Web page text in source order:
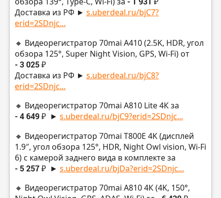
Доставка из РФ ► s.uberdeal.ru/bjC7?
erid=2SDnjc...
🔸 Видеорегистратор 70mai A410 (2.5K, HDR, угол
обзора 125°, Super Night Vision, GPS, Wi-Fi) от
- 3 025 ₽
Доставка из РФ ► s.uberdeal.ru/bjC8?
erid=2SDnjc...
🔸 Видеорегистратор 70mai A810 Lite 4К за
- 4 649 ₽ ► s.uberdeal.ru/bjC9?erid=2SDnjc...
🔸 Видеорегистратор 70mai T800E 4K (дисплей
1.9″, угол обзора 125°, HDR, Night Owl vision, Wi-Fi
6) с камерой заднего вида в комплекте за
- 5 257 ₽ ► s.uberdeal.ru/bjDa?erid=2SDnjc...
🔸 Видеорегистратор 70mai A810 4К (4K, 150°,